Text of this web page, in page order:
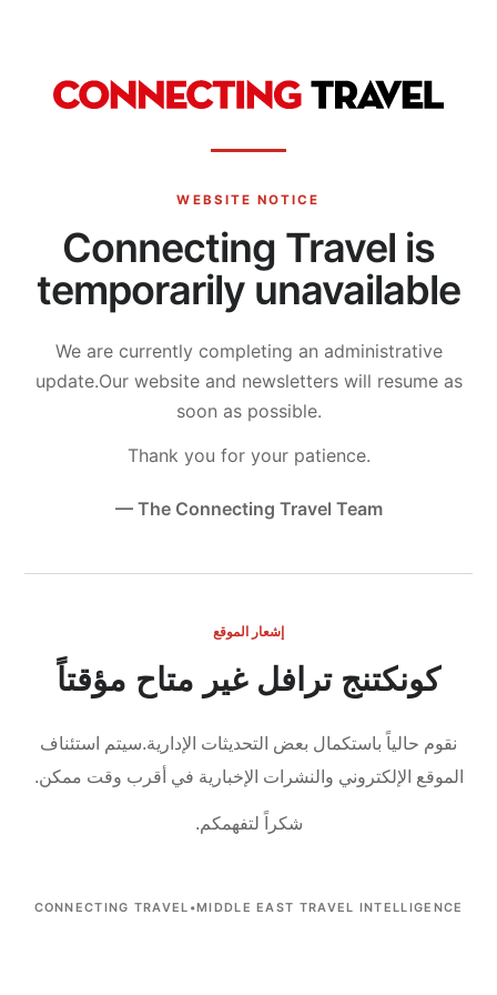
WEBSITE NOTICE
Connecting Travel is
temporarily unavailable
We are currently completing an administrative
update.Our website and newsletters will resume as
soon as possible.
Thank you for your patience.
— The Connecting Travel Team
إشعار الموقع
كونكتنج ترافل غير متاح مؤقتاً
نقوم حالياً باستكمال بعض التحديثات الإدارية.سيتم استئناف
الموقع الإلكتروني والنشرات الإخبارية في أقرب وقت ممكن.
شكراً لتفهمكم.
CONNECTING TRAVEL •MIDDLE EAST TRAVEL INTELLIGENCE